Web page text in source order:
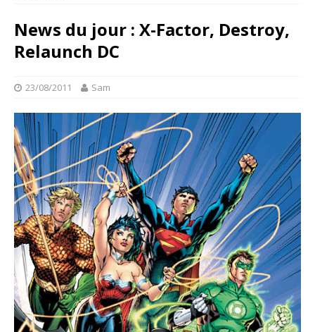
News du jour : X-Factor, Destroy,
Relaunch DC
23/08/2011 Sam